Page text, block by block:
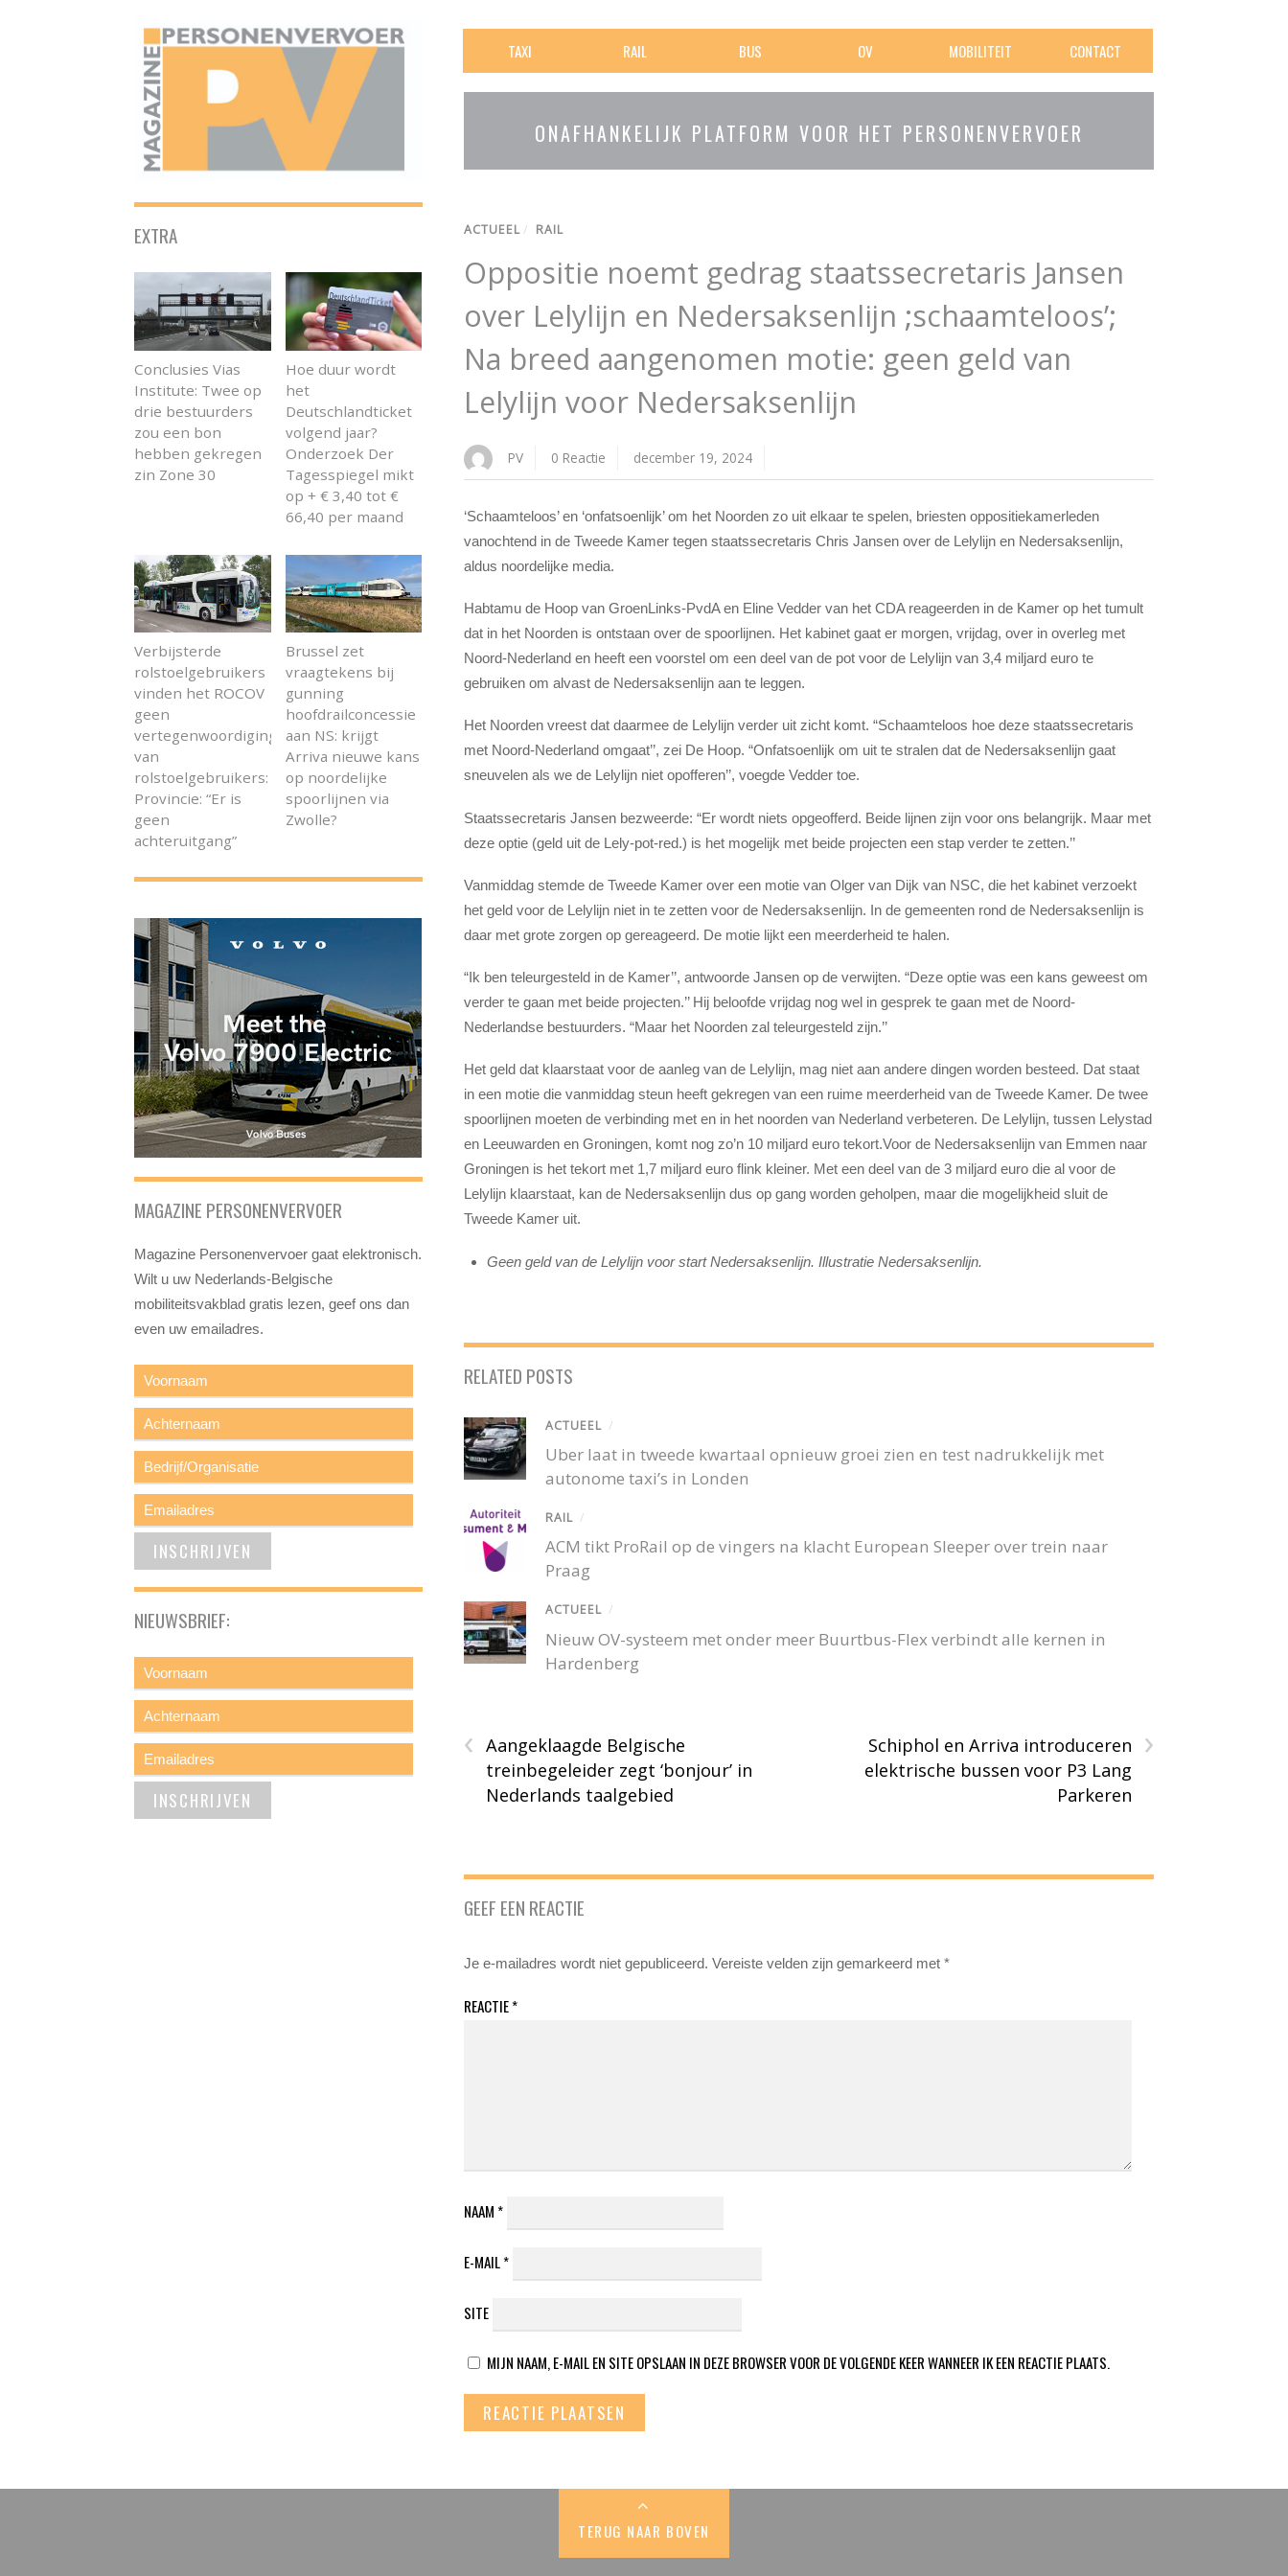
TAXI RAIL BUS OV MOBILITEIT CONTACT
ONAFHANKELIJK PLATFORM VOOR HET PERSONENVERVOER
ACTUEEL/ RAIL
Oppositie noemt gedrag staatssecretaris Jansen
over Lelylijn en Nedersaksenlijn ;schaamteloos’;
Na breed aangenomen motie: geen geld van
Lelylijn voor Nedersaksenlijn
PV 0 Reactie december 19, 2024
‘Schaamteloos’ en ‘onfatsoenlijk’ om het Noorden zo uit elkaar te spelen, briesten oppositiekamerleden
vanochtend in de Tweede Kamer tegen staatssecretaris Chris Jansen over de Lelylijn en Nedersaksenlijn,
aldus noordelijke media.
Habtamu de Hoop van GroenLinks-PvdA en Eline Vedder van het CDA reageerden in de Kamer op het tumult
dat in het Noorden is ontstaan over de spoorlijnen. Het kabinet gaat er morgen, vrijdag, over in overleg met
Noord-Nederland en heeft een voorstel om een deel van de pot voor de Lelylijn van 3,4 miljard euro te
gebruiken om alvast de Nedersaksenlijn aan te leggen.
Het Noorden vreest dat daarmee de Lelylijn verder uit zicht komt. “Schaamteloos hoe deze staatssecretaris
met Noord-Nederland omgaat’’, zei De Hoop. “Onfatsoenlijk om uit te stralen dat de Nedersaksenlijn gaat
sneuvelen als we de Lelylijn niet opofferen’’, voegde Vedder toe.
Staatssecretaris Jansen bezweerde: “Er wordt niets opgeofferd. Beide lijnen zijn voor ons belangrijk. Maar met
deze optie (geld uit de Lely-pot-red.) is het mogelijk met beide projecten een stap verder te zetten.’’
Vanmiddag stemde de Tweede Kamer over een motie van Olger van Dijk van NSC, die het kabinet verzoekt
het geld voor de Lelylijn niet in te zetten voor de Nedersaksenlijn. In de gemeenten rond de Nedersaksenlijn is
daar met grote zorgen op gereageerd. De motie lijkt een meerderheid te halen.
“Ik ben teleurgesteld in de Kamer’’, antwoorde Jansen op de verwijten. “Deze optie was een kans geweest om
verder te gaan met beide projecten.’’ Hij beloofde vrijdag nog wel in gesprek te gaan met de Noord-
Nederlandse bestuurders. “Maar het Noorden zal teleurgesteld zijn.’’
Het geld dat klaarstaat voor de aanleg van de Lelylijn, mag niet aan andere dingen worden besteed. Dat staat
in een motie die vanmiddag steun heeft gekregen van een ruime meerderheid van de Tweede Kamer. De twee
spoorlijnen moeten de verbinding met en in het noorden van Nederland verbeteren. De Lelylijn, tussen Lelystad
en Leeuwarden en Groningen, komt nog zo’n 10 miljard euro tekort.Voor de Nedersaksenlijn van Emmen naar
Groningen is het tekort met 1,7 miljard euro flink kleiner. Met een deel van de 3 miljard euro die al voor de
Lelylijn klaarstaat, kan de Nedersaksenlijn dus op gang worden geholpen, maar die mogelijkheid sluit de
Tweede Kamer uit.
Geen geld van de Lelylijn voor start Nedersaksenlijn. Illustratie Nedersaksenlijn.
RELATED POSTS
ACTUEEL /
Uber laat in tweede kwartaal opnieuw groei zien en test nadrukkelijk met
autonome taxi’s in Londen
RAIL /
ACM tikt ProRail op de vingers na klacht European Sleeper over trein naar
Praag
ACTUEEL /
Nieuw OV-systeem met onder meer Buurtbus-Flex verbindt alle kernen in
Hardenberg
‹ Aangeklaagde Belgische
treinbegeleider zegt ‘bonjour’ in
Nederlands taalgebied
›
Schiphol en Arriva introduceren
elektrische bussen voor P3 Lang
Parkeren
GEEF EEN REACTIE
Je e-mailadres wordt niet gepubliceerd. Vereiste velden zijn gemarkeerd met*
REACTIE*
NAAM *
E-MAIL*
SITE
MIJN NAAM, E-MAIL EN SITE OPSLAAN IN DEZE BROWSER VOOR DE VOLGENDE KEER WANNEER IK EEN REACTIE PLAATS.
EXTRA
Conclusies Vias
Institute: Twee op
drie bestuurders
zou een bon
hebben gekregen
zin Zone 30
Hoe duur wordt
het
Deutschlandticket
volgend jaar?
Onderzoek Der
Tagesspiegel mikt
op + € 3,40 tot €
66,40 per maand
Verbijsterde
rolstoelgebruikers
vinden het ROCOV
geen
vertegenwoordiging
van
rolstoelgebruikers:
Provincie: “Er is
geen
achteruitgang”
Brussel zet
vraagtekens bij
gunning
hoofdrailconcessie
aan NS: krijgt
Arriva nieuwe kans
op noordelijke
spoorlijnen via
Zwolle?
MAGAZINE PERSONENVERVOER
Magazine Personenvervoer gaat elektronisch.
Wilt u uw Nederlands-Belgische
mobiliteitsvakblad gratis lezen, geef ons dan
even uw emailadres.
NIEUWSBRIEF:
TERUG NAAR BOVEN